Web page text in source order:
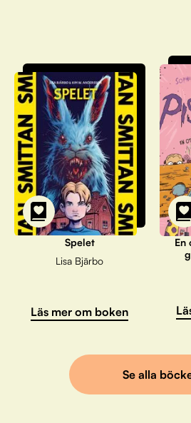
Spelet
Lisa Bjärbo
Läs mer om boken
En
Se alla